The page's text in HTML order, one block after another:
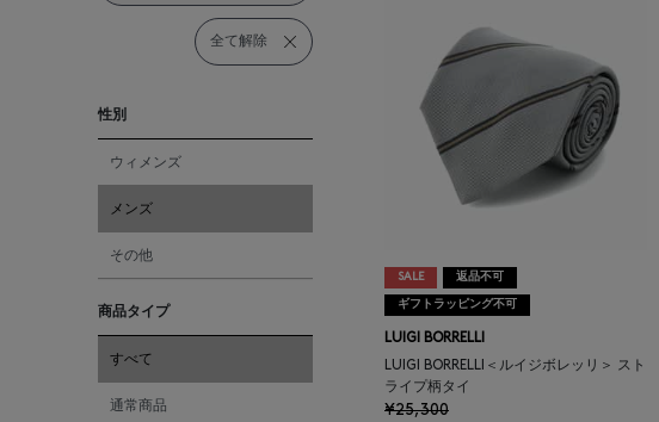
全て解除
性別
ウィメンズ
メンズ
その他
商品タイプ
すべて
通常商品
SALE 返品不可
ギフトラッピング不可
LUIGI BORRELLI
LUIGI BORRELLI＜ルイジボレッリ＞ スト
ライプ柄タイ
¥25,300